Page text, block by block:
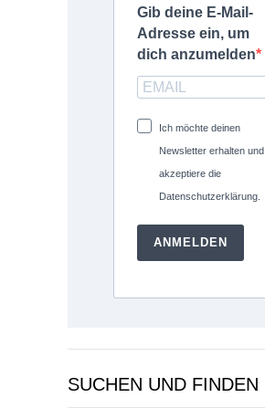
Gib deine E-Mail-
Adresse ein, um
dich anzumelden
Ich möchte deinen
Newsletter erhalten und
akzeptiere die
Datenschutzerklärung.
ANMELDEN
SUCHEN UND FINDEN